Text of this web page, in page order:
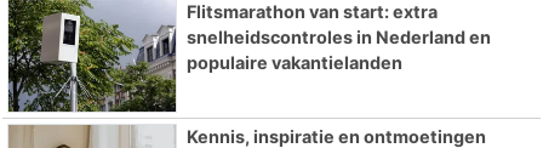
Flitsmarathon van start: extra
snelheidscontroles in Nederland en
populaire vakantielanden
Kennis, inspiratie en ontmoetingen